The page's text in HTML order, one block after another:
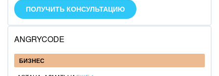
ПОЛУЧИТЬ КОНСУЛЬТАЦИЮ
ANGRYCODE
БИЗНЕС